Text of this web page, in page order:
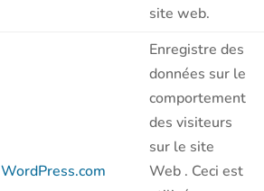
site web.
WordPress.com
Enregistre des
données sur le
comportement
des visiteurs
sur le site
Web . Ceci est